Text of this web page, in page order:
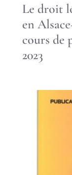
Le droit
en
cours de
2023